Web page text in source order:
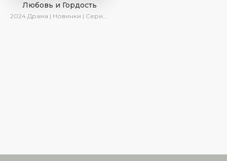
Любовь и Гордость
2024 Драма | Новинки | Сериалы 2024